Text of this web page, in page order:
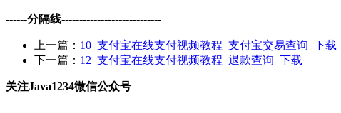
------分隔线----------------------------
上一篇： 10_支付宝在线支付视频教程_支付宝交易查询_下载
下一篇： 12_支付宝在线支付视频教程_退款查询_下载
关注Java1234微信公众号